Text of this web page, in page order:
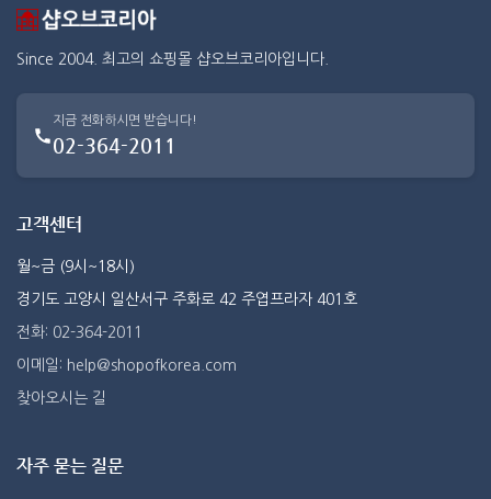
Since 2004. 최고의 쇼핑몰 샵오브코리아입니다.
지금 전화하시면 받습니다!
02-364-2011
고객센터
월~금 (9시~18시)
경기도 고양시 일산서구 주화로 42 주엽프라자 401호
전화: 02-364-2011
이메일: help@shopofkorea.com
찾아오시는 길
자주 묻는 질문